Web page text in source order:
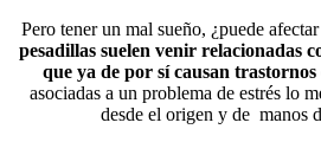
Pero tener un mal sueño, ¿puede
pesadillas suelen venir relacionadas
que ya de por sí causan trastornos
asociadas a un problema de estrés lo
desde el origen y de manos